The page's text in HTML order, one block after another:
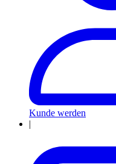
Kunde werden
|